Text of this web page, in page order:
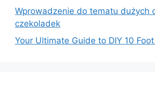
Wprowadzenie do tematu dużych
czekoladek
Your Ultimate Guide to DIY 10